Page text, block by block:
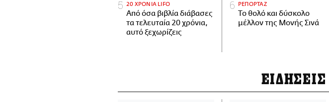
20 ΧΡΟΝΙΑ LIFO
Από όσα βιβλία διάβασες
τα τελευταία 20 χρόνια,
αυτό ξεχωρίζεις
ΡΕΠΟΡΤΑΖ
Το θολό και δύσκολο
μέλλον της Μονής Σινά
ΕΙΔΗΣΕΙΣ